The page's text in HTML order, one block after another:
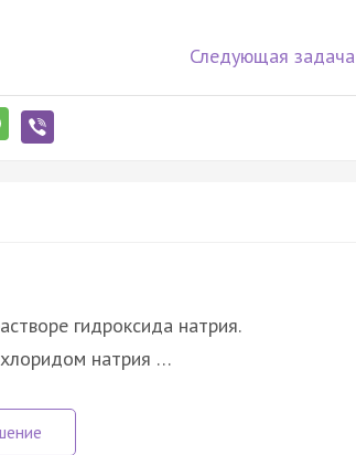
Следующая задача
гидроксида натрия.
натрия …